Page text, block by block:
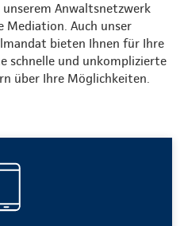
Anwaltsnetzwerk
Mediation. Auch unser
bieten Ihnen für Ihre
schnelle und unkomplizierte
über Ihre Möglichkeiten.